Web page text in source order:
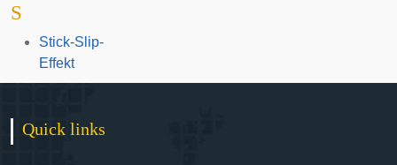
S
Stick-Slip-
Effekt
Quick links